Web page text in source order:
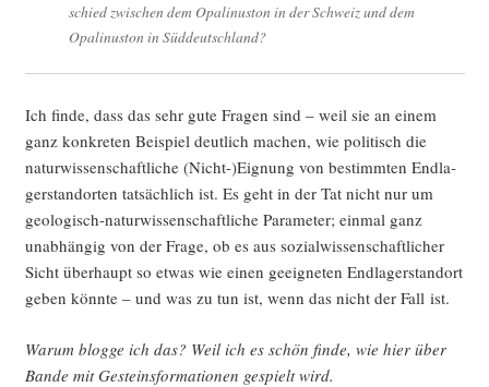
schied zwi­schen dem Opa­li­nus­ton in der Schweiz und dem
Opa­li­nus­ton in Süddeutschland?
Ich fin­de, dass das sehr gute Fra­gen sind – weil sie an einem
ganz kon­kre­ten Bei­spiel deut­lich machen, wie poli­tisch die
natur­wis­sen­schaft­li­che (Nicht-)Eignung von bestimm­ten End­la­
ger­stand­or­ten tat­säch­lich ist. Es geht in der Tat nicht nur um
geo­lo­gisch-natur­wis­sen­schaft­li­che Para­me­ter; ein­mal ganz
unab­hän­gig von der Fra­ge, ob es aus sozi­al­wis­sen­schaft­li­cher
Sicht über­haupt so etwas wie einen geeig­ne­ten End­la­ger­stand­ort
geben könn­te – und was zu tun ist, wenn das nicht der Fall ist.
War­um blog­ge ich das? Weil ich es schön fin­de, wie hier über
Ban­de mit Gesteins­for­ma­tio­nen gespielt wird.